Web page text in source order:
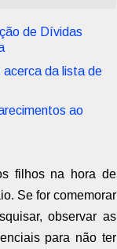
de Dívidas
acerca da lista de
ao
filhos na hora de
Se for comemorar
observar as
para não ter